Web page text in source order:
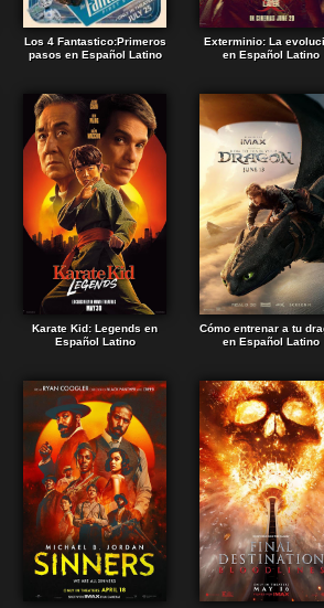
Los 4 Fantastico:Primeros
pasos en Español Latino
Exterminio: La
en Español Latino
Karate Kid: Legends en
Español Latino
Cómo entrenar a tu
en Español Latino